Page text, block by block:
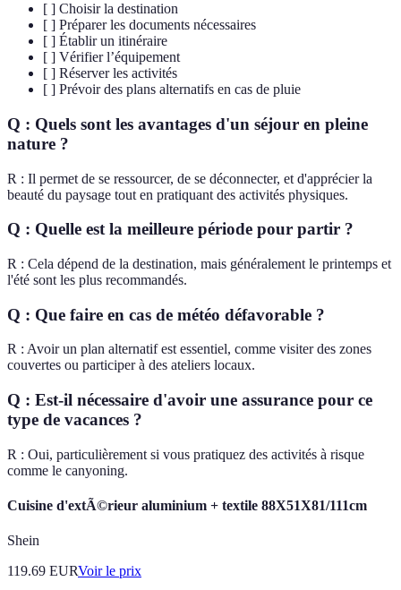
[ ] Choisir la destination
[ ] Préparer les documents nécessaires
[ ] Établir un itinéraire
[ ] Vérifier l’équipement
[ ] Réserver les activités
[ ] Prévoir des plans alternatifs en cas de pluie
Q : Quels sont les avantages d'un séjour en pleine
nature ?
R : Il permet de se ressourcer, de se déconnecter, et d'apprécier la
beauté du paysage tout en pratiquant des activités physiques.
Q : Quelle est la meilleure période pour partir ?
R : Cela dépend de la destination, mais généralement le printemps et
l'été sont les plus recommandés.
Q : Que faire en cas de météo défavorable ?
R : Avoir un plan alternatif est essentiel, comme visiter des zones
couvertes ou participer à des ateliers locaux.
Q : Est-il nécessaire d'avoir une assurance pour ce
type de vacances ?
R : Oui, particulièrement si vous pratiquez des activités à risque
comme le canyoning.
Cuisine d'extÃ©rieur aluminium + textile 88X51X81/111cm
Shein
119.69 EURVoir le prix